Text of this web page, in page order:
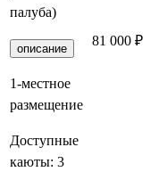
палуба)
описание
1-местное
размещение
Доступные
каюты: 3
81 000 ₽